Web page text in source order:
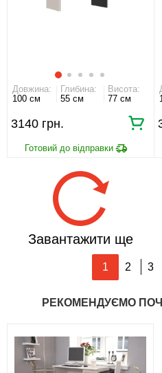
Довжина:
100 см
Глибина:
55 см
Висота:
77 см
3140
Завантажити ще
1 2 3
РЕКОМЕНДУЄМО